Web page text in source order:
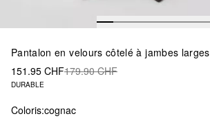
Pantalon en velours côtelé à jambes larges
151.95 CHF179.90 CHF
DURABLE
Coloris:cognac